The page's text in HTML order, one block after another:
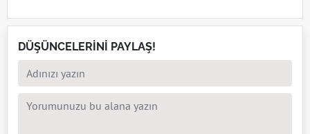
DÜŞÜNCELERİNİ PAYLAŞ!